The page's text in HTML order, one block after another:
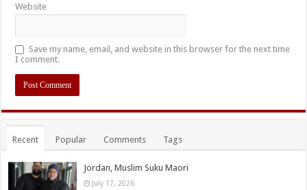
Website
Save my name, email, and website in this browser for the next time
I comment.
Recent Popular Comments Tags
Jordan, Muslim Suku Maori
July 17, 2026